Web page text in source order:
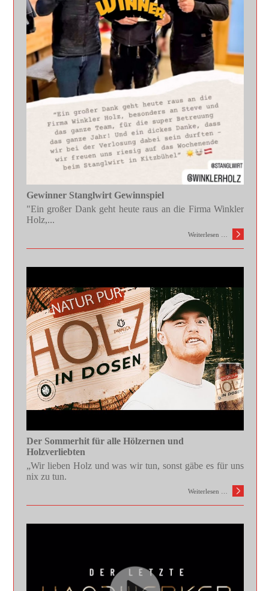
Gewinner Stanglwirt Gewinnspiel
"Ein großer Dank geht heute raus an die Firma Winkler
Holz,...
Weiterlesen …
Der Sommerhit für alle Hölzernen und
Holzverliebten
„Wir lieben Holz und was wir tun, sonst gäbe es für uns
nix zu tun.
Weiterlesen …